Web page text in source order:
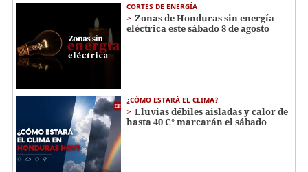
CORTES DE ENERGÍA
Zonas de Honduras sin energía
eléctrica este sábado 8 de agosto
¿CÓMO ESTARÁ EL CLIMA?
Lluvias débiles aisladas y calor de
hasta 40 C° marcarán el sábado